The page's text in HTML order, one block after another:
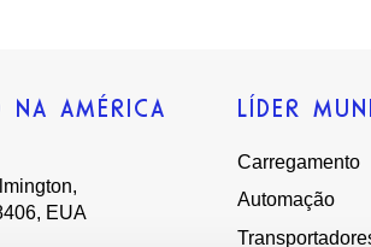
NA AMÉRICA
EUA
LÍDER
Carregamento
Automação